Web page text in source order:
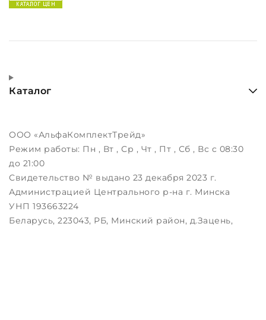
Каталог
ООО «АльфаКомплектТрейд»
Режим работы: Пн , Вт , Ср , Чт , Пт , Сб , Вс c 08:30
до 21:00
Свидетельство № выдано 23 декабря 2023 г.
Администрацией Центрального р-на г. Минска
УНП 193663224
Беларусь, 223043, РБ, Минский район, д.Зацень,